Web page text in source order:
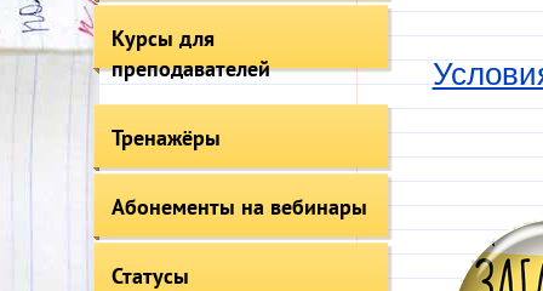
Курсы для
преподавателей
Тренажёры
Абонементы на вебинары
Статусы